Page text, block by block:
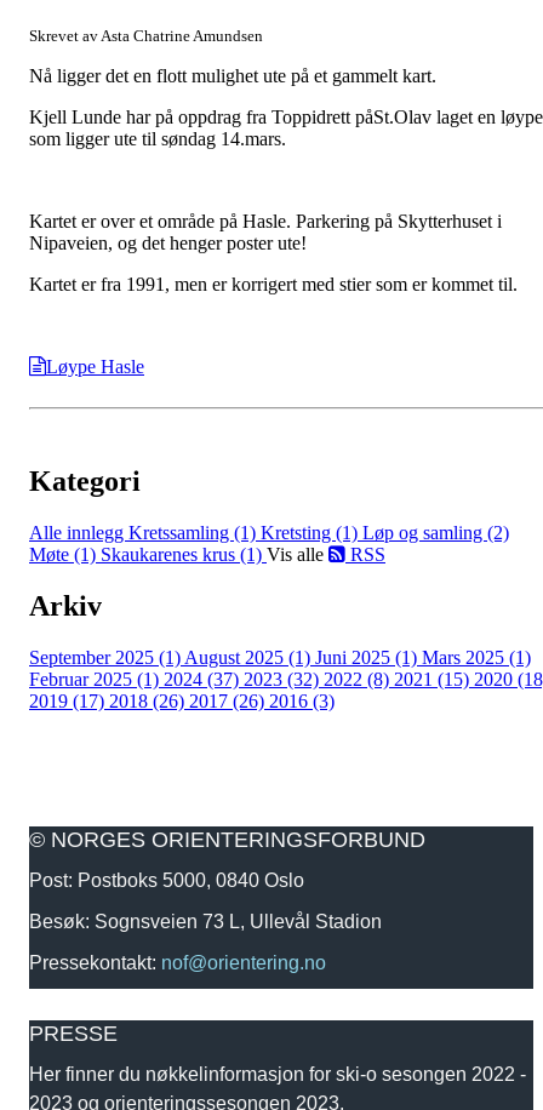
Skrevet av Asta Chatrine Amundsen
Nå ligger det en flott mulighet ute på et gammelt kart.
Kjell Lunde har på oppdrag fra Toppidrett påSt.Olav laget en løype
som ligger ute til søndag 14.mars.
Kartet er over et område på Hasle. Parkering på Skytterhuset i
Nipaveien, og det henger poster ute!
Kartet er fra 1991, men er korrigert med stier som er kommet til.
Løype Hasle
Kategori
Alle innlegg Kretssamling (1) Kretsting (1) Løp og samling (2)
Møte (1) Skaukarenes krus (1) Vis alle RSS
Arkiv
September 2025 (1) August 2025 (1) Juni 2025 (1) Mars 2025 (1)
Februar 2025 (1) 2024 (37) 2023 (32) 2022 (8) 2021 (15) 2020
2019 (17) 2018 (26) 2017 (26) 2016 (3)
© NORGES ORIENTERINGSFORBUND
Post: Postboks 5000, 0840 Oslo
Besøk: Sognsveien 73 L, Ullevål Stadion
Pressekontakt: nof@orientering.no
PRESSE
Her finner du nøkkelinformasjon for ski-o sesongen 2022 -
2023 og orienteringssesongen 2023.